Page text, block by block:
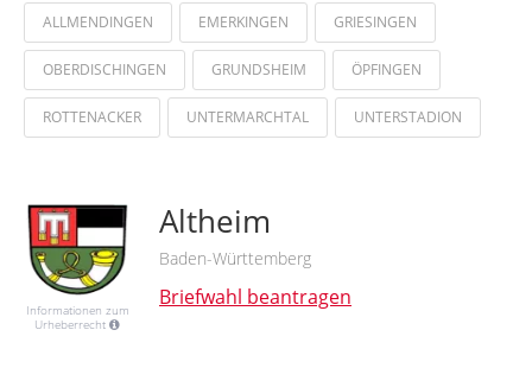
ALLMENDINGEN EMERKINGEN GRIESINGEN
OBERDISCHINGEN GRUNDSHEIM ÖPFINGEN
ROTTENACKER UNTERMARCHTAL UNTERSTADION
Informationen zum
Urheberrecht
Altheim
Baden-Württemberg
Briefwahl beantragen